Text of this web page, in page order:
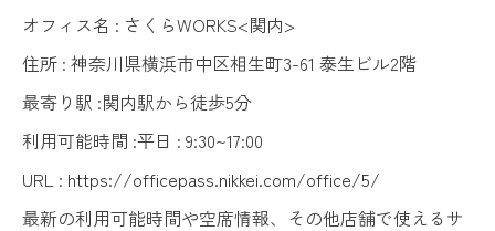
オフィス名 : さくらWORKS<関内>
住所 : 神奈川県横浜市中区相生町3-61 泰生ビル2階
最寄り駅 :関内駅から徒歩5分
利用可能時間 :平日 : 9:30~17:00
URL : https://officepass.nikkei.com/office/5/
最新の利用可能時間や空席情報、その他店舗で使えるサ